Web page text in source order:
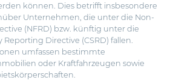
können. Dies betrifft insbesondere
Unternehmen, die unter die Non-
(NFRD) bzw. künftig unter die
Directive (CSRD) fallen.
umfassen bestimmte
oder Kraftfahrzeugen sowie